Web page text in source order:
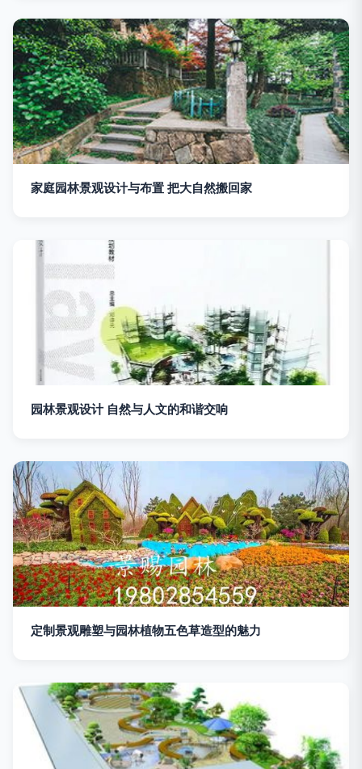
家庭园林景观设计与布置 把大自然搬回家
园林景观设计 自然与人文的和谐交响
定制景观雕塑与园林植物五色草造型的魅力